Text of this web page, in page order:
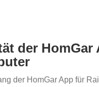
der HomGar
der HomGar App für